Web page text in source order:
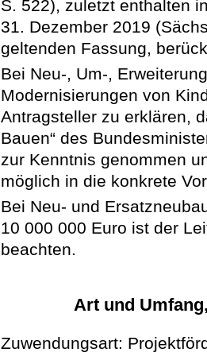
S. 522), zuletzt enthalten
31. Dezember 2019
geltenden Fassung,
Bei Neu-, Um-,
Modernisierungen von
Antragsteller zu erklären,
Bauen“ des
zur Kenntnis genommen
möglich in die konkrete
Bei Neu- und
10 000 000 Euro ist der
beachten.
Art und
Zuwendungsart: